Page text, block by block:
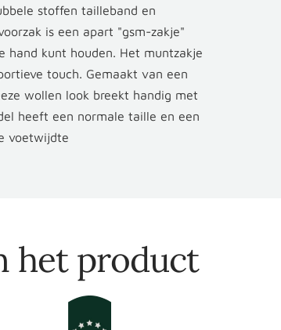
stoffen tailleband en
is een apart "gsm-zakje"
kunt houden. Het muntzakje
touch. Gemaakt van een
wollen look breekt handig met
heeft een normale taille en een
voetwijdte
het product